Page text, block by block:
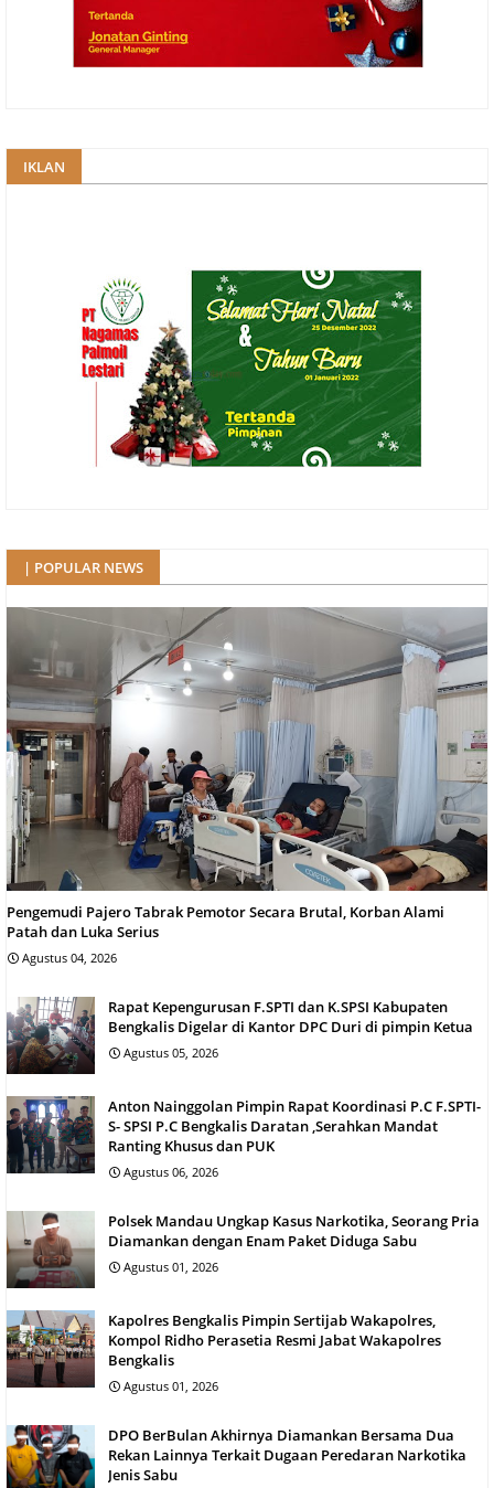
IKLAN
| POPULAR NEWS
Pengemudi Pajero Tabrak Pemotor Secara Brutal, Korban Alami
Patah dan Luka Serius
Agustus 04, 2026
Rapat Kepengurusan F.SPTI dan K.SPSI Kabupaten
Bengkalis Digelar di Kantor DPC Duri di pimpin Ketua
Agustus 05, 2026
Anton Nainggolan Pimpin Rapat Koordinasi P.C F.SPTI-
S- SPSI P.C Bengkalis Daratan ,Serahkan Mandat
Ranting Khusus dan PUK
Agustus 06, 2026
Polsek Mandau Ungkap Kasus Narkotika, Seorang Pria
Diamankan dengan Enam Paket Diduga Sabu
Agustus 01, 2026
Kapolres Bengkalis Pimpin Sertijab Wakapolres,
Kompol Ridho Perasetia Resmi Jabat Wakapolres
Bengkalis
Agustus 01, 2026
DPO BerBulan Akhirnya Diamankan Bersama Dua
Rekan Lainnya Terkait Dugaan Peredaran Narkotika
Jenis Sabu